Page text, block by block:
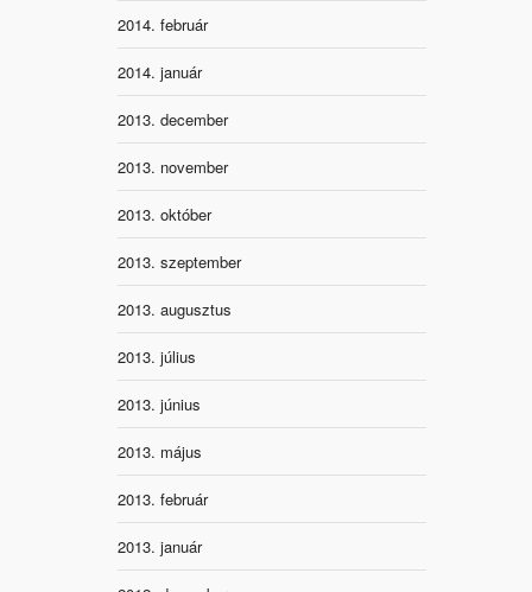
2014. február
2014. január
2013. december
2013. november
2013. október
2013. szeptember
2013. augusztus
2013. július
2013. június
2013. május
2013. február
2013. január